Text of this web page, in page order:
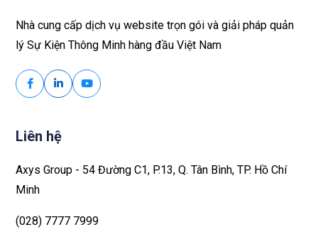
Nhà cung cấp dịch vụ website trọn gói và giải pháp quản
lý Sự Kiện Thông Minh hàng đầu Việt Nam
Liên hệ
Axys Group - 54 Đường C1, P.13, Q. Tân Bình, TP. Hồ Chí
Minh
(028) 7777 7999